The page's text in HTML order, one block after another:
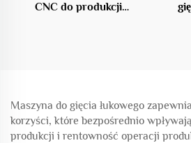
CNC do produkcji
Maszyna do gięcia łukowego
korzyści, które bezpośrednio
produkcji i rentowność operacji